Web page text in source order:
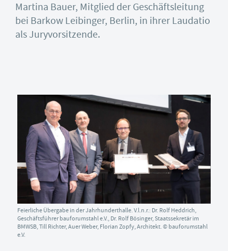
Martina Bauer, Mitglied der Geschäftsleitung
bei Barkow Leibinger, Berlin, in ihrer Laudatio
als Juryvorsitzende.
Feierliche Übergabe in der Jahrhunderthalle. V.l.n.r.: Dr. Rolf Heddrich,
Geschäftsführer bauforumstahl e.V., Dr. Rolf Bösinger, Staatssekretär im
BMWSB, Till Richter, Auer Weber, Florian Zopfy, Architekt. © bauforumstahl
e.V.